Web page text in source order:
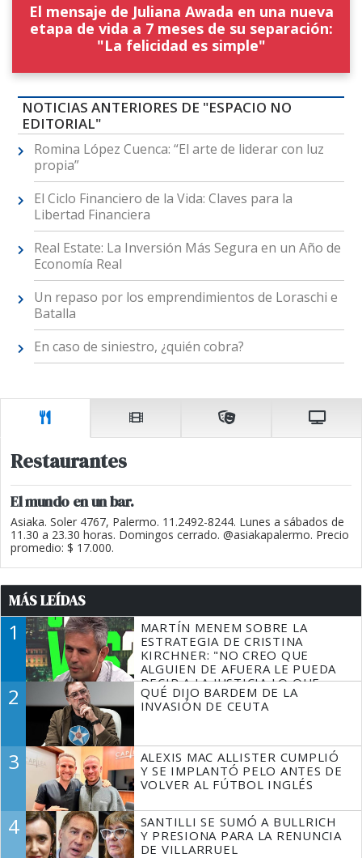
El mensaje de Juliana Awada en una nueva
etapa de vida a 7 meses de su separación:
"La felicidad es simple"
NOTICIAS ANTERIORES DE "ESPACIO NO
EDITORIAL"
Romina López Cuenca: “El arte de liderar con luz
propia”
El Ciclo Financiero de la Vida: Claves para la
Libertad Financiera
Real Estate: La Inversión Más Segura en un Año de
Economía Real
Un repaso por los emprendimientos de Loraschi e
Batalla
En caso de siniestro, ¿quién cobra?
Restaurantes
El mundo en un bar.
Asiaka. Soler 4767, Palermo. 11.2492-8244. Lunes a sábados de
11.30 a 23.30 horas. Domingos cerrado. @asiakapalermo. Precio
promedio: $ 17.000.
MÁS LEÍDAS
1
MARTÍN MENEM SOBRE LA
ESTRATEGIA DE CRISTINA
KIRCHNER: "NO CREO QUE
ALGUIEN DE AFUERA LE PUEDA
DECIR A LA JUSTICIA LO QUE
TIENE QUE HACER"
2
QUÉ DIJO BARDEM DE LA
INVASIÓN DE CEUTA
3
ALEXIS MAC ALLISTER CUMPLIÓ
Y SE IMPLANTÓ PELO ANTES DE
VOLVER AL FÚTBOL INGLÉS
4
SANTILLI SE SUMÓ A BULLRICH
Y PRESIONA PARA LA RENUNCIA
DE VILLARRUEL